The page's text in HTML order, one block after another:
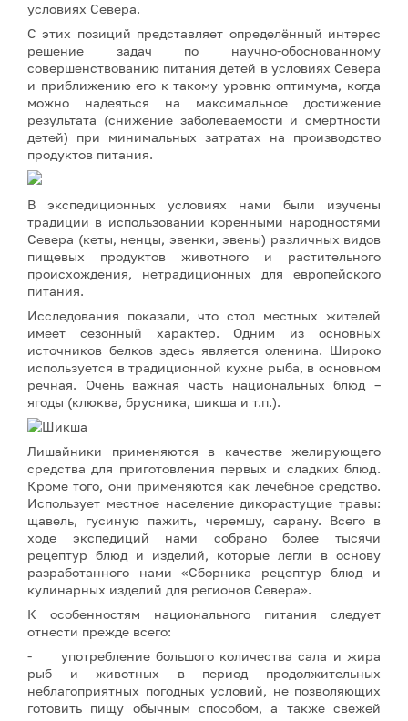
условиях Севера.
С этих позиций представляет определённый интерес
решение задач по научно-обоснованному
совершенствованию питания детей в условиях Севера
и приближению его к такому уровню оптимума, когда
можно надеяться на максимальное достижение
результата (снижение заболеваемости и смертности
детей) при минимальных затратах на производство
продуктов питания.
В экспедиционных условиях нами были изучены
традиции в использовании коренными народностями
Севера (кеты, ненцы, эвенки, эвены) различных видов
пищевых продуктов животного и растительного
происхождения, нетрадиционных для европейского
питания.
Исследования показали, что стол местных жителей
имеет сезонный характер. Одним из основных
источников белков здесь является оленина. Широко
используется в традиционной кухне рыба, в основном
речная. Очень важная часть национальных блюд –
ягоды (клюква, брусника, шикша и т.п.).
Лишайники применяются в качестве желирующего
средства для приготовления первых и сладких блюд.
Кроме того, они применяются как лечебное средство.
Использует местное население дикорастущие травы:
щавель, гусиную пажить, черемшу, сарану. Всего в
ходе экспедиций нами собрано более тысячи
рецептур блюд и изделий, которые легли в основу
разработанного нами «Сборника рецептур блюд и
кулинарных изделий для регионов Севера».
К особенностям национального питания следует
отнести прежде всего:
- употребление большого количества сала и жира
рыб и животных в период продолжительных
неблагоприятных погодных условий, не позволяющих
готовить пищу обычным способом, а также свежей